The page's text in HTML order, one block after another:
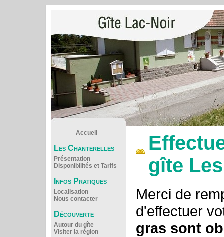
Accueil
Les Chanterelles
Présentation
Disponibilités et Tarifs
Infos Pratiques
Localisation
Nous contacter
Découverte
Autour du gîte
Visiter la région
gîte
Merci de
d'effectuer
gras sont